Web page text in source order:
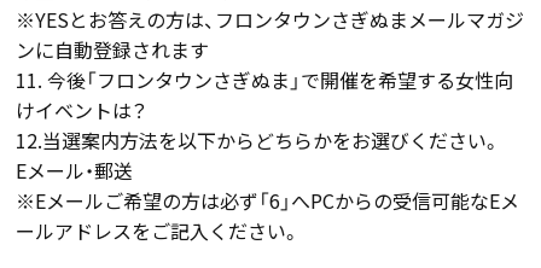
※YESとお答えの方は、フロンタウンさぎぬまメールマガジ
ンに自動登録されます
11. 今後「フロンタウンさぎぬま」で開催を希望する女性向
けイベントは？
12.当選案内方法を以下からどちらかをお選びください。
Eメール・郵送
※Eメールご希望の方は必ず「6」へPCからの受信可能なEメ
ールアドレスをご記入ください。